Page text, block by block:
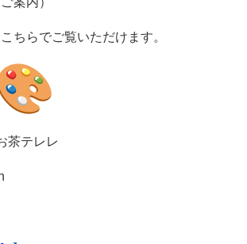
ちらでご覧いただけます。
茶テレレ